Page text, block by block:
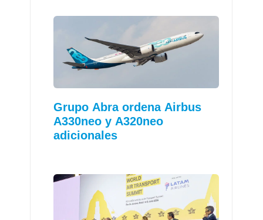
Grupo Abra ordena Airbus
A330neo y A320neo
adicionales